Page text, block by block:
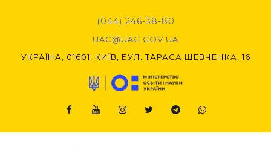
(044) 246-38-80
UAC@UAC.GOV.UA​​
УКРАЇНА, 01601, КИЇВ, БУЛ. ТАРАСА ШЕВЧЕНКА, 16